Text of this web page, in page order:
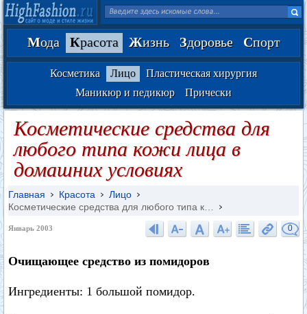
Мода Красота Жизнь Здоровье Спорт
Косметика Лицо
Пластическая хирургия
Маникюр и педикюр
Прически
Косметические средства для
любого типа кожи лица в
домашних условиях
Главная Красота
Лицо
Косметические средства для любого типа к…
Январь 2003 0
Очищающее средство из помидоров
Ингредиенты: 1 большой помидор.